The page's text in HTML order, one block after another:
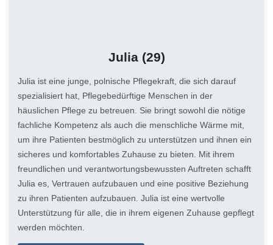
Julia (29)
Julia ist eine junge, polnische Pflegekraft, die sich darauf
spezialisiert hat, Pflegebedürftige Menschen in der
häuslichen Pflege zu betreuen. Sie bringt sowohl die nötige
fachliche Kompetenz als auch die menschliche Wärme mit,
um ihre Patienten bestmöglich zu unterstützen und ihnen ein
sicheres und komfortables Zuhause zu bieten. Mit ihrem
freundlichen und verantwortungsbewussten Auftreten schafft
Julia es, Vertrauen aufzubauen und eine positive Beziehung
zu ihren Patienten aufzubauen. Julia ist eine wertvolle
Unterstützung für alle, die in ihrem eigenen Zuhause gepflegt
werden möchten.